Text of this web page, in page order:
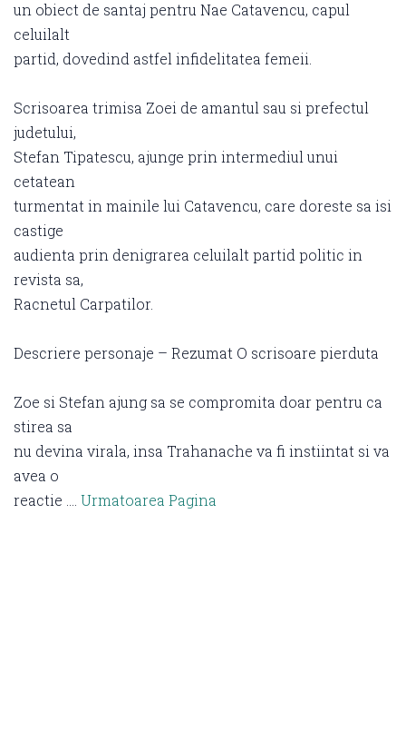
un obiect de santaj pentru Nae Catavencu, capul
celuilalt
partid, dovedind astfel infidelitatea femeii.
Scrisoarea trimisa Zoei de amantul sau si prefectul
judetului,
Stefan Tipatescu, ajunge prin intermediul unui
cetatean
turmentat in mainile lui Catavencu, care doreste sa isi
castige
audienta prin denigrarea celuilalt partid politic in
revista sa,
Racnetul Carpatilor.
Descriere personaje – Rezumat O scrisoare pierduta
Zoe si Stefan ajung sa se compromita doar pentru ca
stirea sa
nu devina virala, insa Trahanache va fi instiintat si va
avea o
reactie …. Urmatoarea Pagina